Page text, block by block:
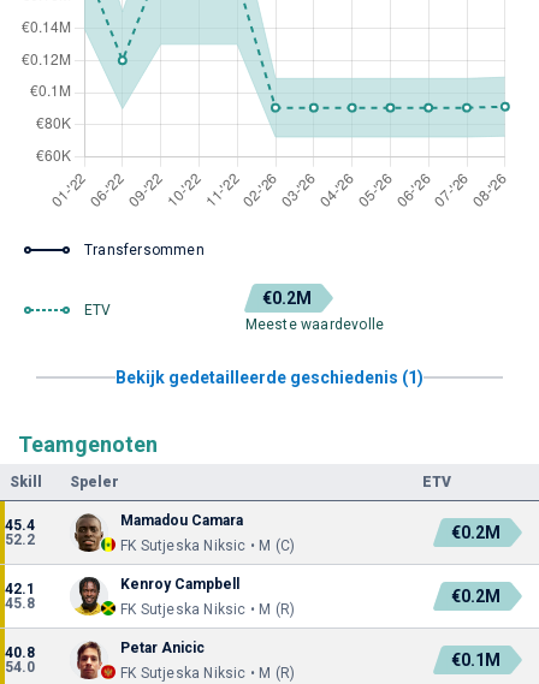
Transfersommen
ETV
€0.2M
Meeste waardevolle
Bekijk gedetailleerde geschiedenis (1)
Teamgenoten
Skill Speler ETV
45.4
52.2
Mamadou Camara
FK Sutjeska Niksic • M (C)
€0.2M
42.1
45.8
Kenroy Campbell
FK Sutjeska Niksic • M (R)
€0.2M
40.8
54.0
Petar Anicic
FK Sutjeska Niksic • M (R)
€0.1M